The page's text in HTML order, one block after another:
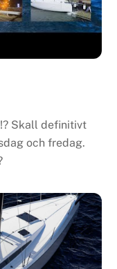
Skall definitivt
och fredag.